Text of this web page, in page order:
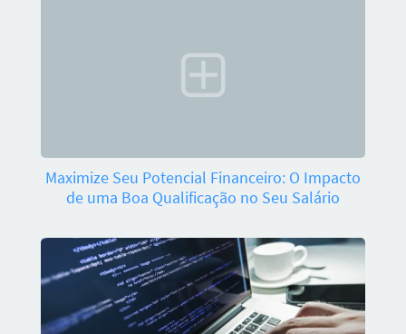
Maximize Seu Potencial Financeiro: O Impacto
de uma Boa Qualificação no Seu Salário